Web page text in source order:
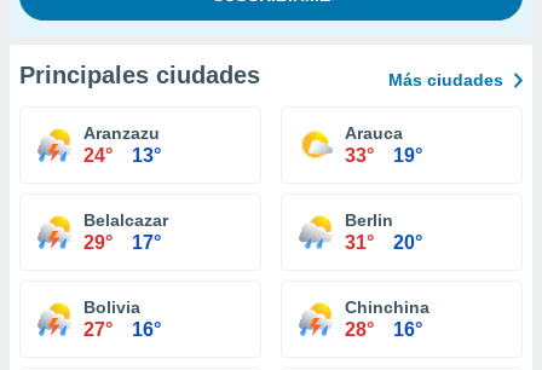
Principales ciudades Más ciudades
Aranzazu
24° 13°
Arauca
33° 19°
Belalcazar
29° 17°
Berlin
31° 20°
Bolivia
27° 16°
Chinchina
28° 16°